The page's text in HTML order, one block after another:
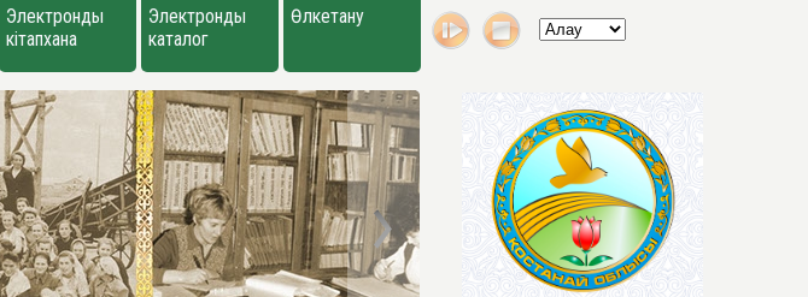
Электронды
кітапхана
Электронды
каталог
Өлкетану